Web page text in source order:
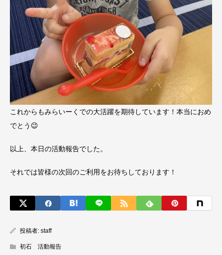
これからもみらいーくでの大活躍を期待しています！本当におめ
でとう😉
以上、本日の活動報告でした。
それでは皆様の次回のご利用をお待ちしております！
投稿者: staff
初石 活動報告